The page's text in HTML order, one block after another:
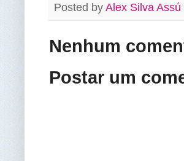
Posted by Alex Silva Assú
Nenhum
Postar um